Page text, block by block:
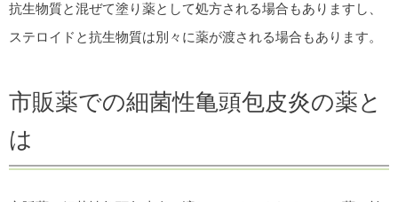
抗生物質と混ぜて塗り薬として処方される場合もありますし、
ステロイドと抗生物質は別々に薬が渡される場合もあります。
市販薬での細菌性亀頭包皮炎の薬と
は